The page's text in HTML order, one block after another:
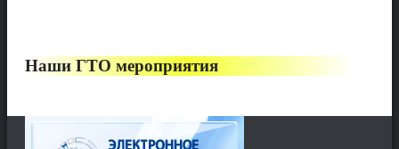
Наши ГТО мероприятия